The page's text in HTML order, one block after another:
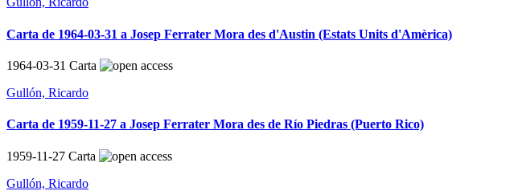
Carta de 1964-03-31 a Josep Ferrater Mora des d'Austin (Estats Units d'Amèrica)
1964-03-31 Carta
Gullón, Ricardo
Carta de 1959-11-27 a Josep Ferrater Mora des de Río Piedras (Puerto Rico)
1959-11-27 Carta
Gullón, Ricardo